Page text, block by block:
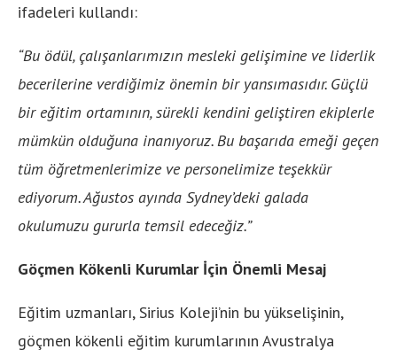
ifadeleri kullandı:
“Bu ödül, çalışanlarımızın mesleki gelişimine ve liderlik
becerilerine verdiğimiz önemin bir yansımasıdır. Güçlü
bir eğitim ortamının, sürekli kendini geliştiren ekiplerle
mümkün olduğuna inanıyoruz. Bu başarıda emeği geçen
tüm öğretmenlerimize ve personelimize teşekkür
ediyorum. Ağustos ayında Sydney’deki galada
okulumuzu gururla temsil edeceğiz.”
Göçmen Kökenli Kurumlar İçin Önemli Mesaj
Eğitim uzmanları, Sirius Koleji’nin bu yükselişinin,
göçmen kökenli eğitim kurumlarının Avustralya